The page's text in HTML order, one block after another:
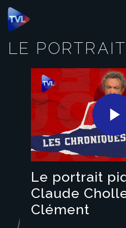
Panneau de gestion des
LE
Le portrait
Claude
Clément